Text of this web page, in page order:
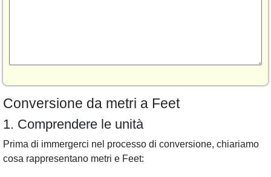
Conversione da metri a Feet
1. Comprendere le unità
Prima di immergerci nel processo di conversione, chiariamo
cosa rappresentano metri e Feet: